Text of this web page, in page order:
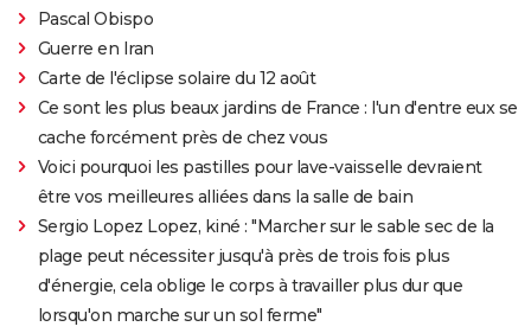
Pascal Obispo
Guerre en Iran
Carte de l'éclipse solaire du 12 août
Ce sont les plus beaux jardins de France : l'un d'entre eux se
cache forcément près de chez vous
Voici pourquoi les pastilles pour lave-vaisselle devraient
être vos meilleures alliées dans la salle de bain
Sergio Lopez Lopez, kiné : "Marcher sur le sable sec de la
plage peut nécessiter jusqu'à près de trois fois plus
d'énergie, cela oblige le corps à travailler plus dur que
lorsqu'on marche sur un sol ferme"